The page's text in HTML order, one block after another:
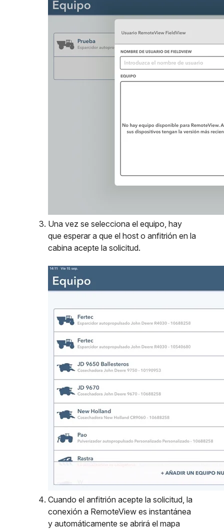
Una vez se selecciona el equipo, hay
que esperar a que el host o anfitrión en la
cabina acepte la solicitud.
Cuando el anfitrión acepte la solicitud, la
conexión a RemoteView es instantánea
y automáticamente se abrirá el mapa